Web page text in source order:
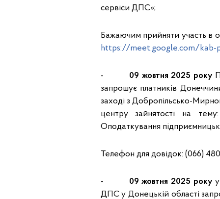
сервіси ДПС»;
Бажаючим прийняти участь в
https://meet.google.com/kab-
- 09 жовтня 2025 року
запрошує платників
заході з Добропільсько-
центру зайнятості на
Оподаткування
Телефон для довідок: (066)
- 09 жовтня 2025 року
ДПС у Донецькій області